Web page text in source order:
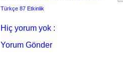
Türkçe 87 Etkinlik
Hiç yorum yok :
Yorum Gönder